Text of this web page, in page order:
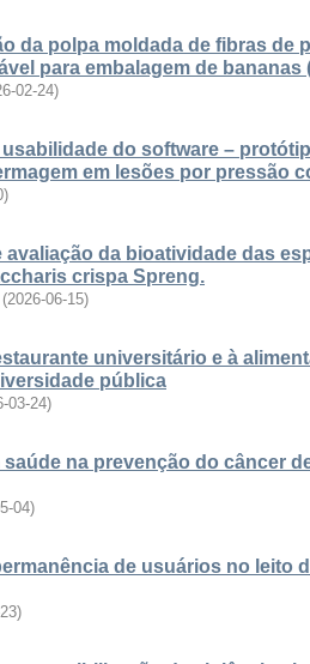
da polpa moldada de fibras de
para embalagem de bananas
02-24)
do software –
em lesões por pressão
)
avaliação da bioatividade das
crispa Spreng.
(2026-06-15)
universitário e à
pública
03-24)
na prevenção do câncer
04)
de usuários no leito
)